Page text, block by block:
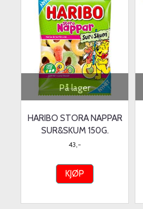
På lager
HARIBO STORA NAPPAR
SUR&SKUM 150G.
43,-
KJØP